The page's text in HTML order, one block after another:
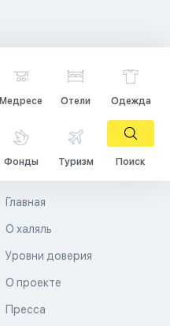
Медресе Отели Одежда
Фонды Туризм Поиск
Главная
О халяль
Уровни доверия
О проекте
Пресса